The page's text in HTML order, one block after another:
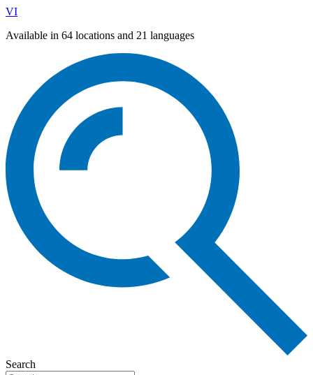
VI
Available in 64 locations and 21 languages
Search